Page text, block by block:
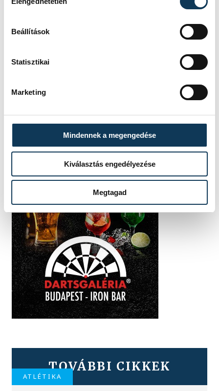
Beállítások
Statisztikai
Marketing
Mindennek a megengedése
Kiválasztás engedélyezése
Megtagad
TOVÁBBI CIKKEK
ATLÉTIKA